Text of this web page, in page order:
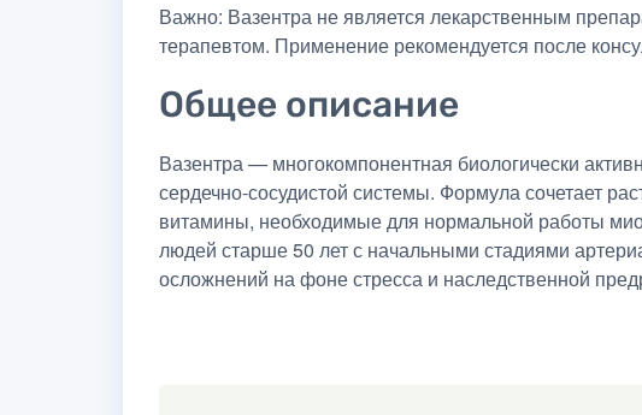
Важно: Вазентра не является лекарственным
терапевтом. Применение рекомендуется после
Общее описание
Вазентра — многокомпонентная биологически
сердечно-сосудистой системы. Формула сочетает
витамины, необходимые для нормальной работы
людей старше 50 лет с начальными стадиями
осложнений на фоне стресса и наследственной